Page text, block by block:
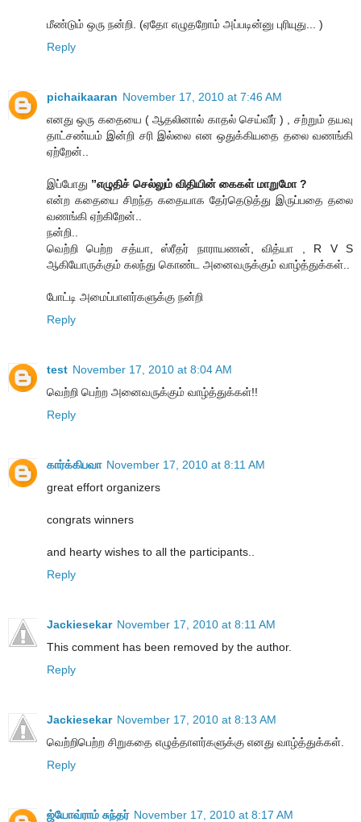
மீண்டும் ஒரு நன்றி. (ஏதோ எழுதறோம் அப்படின்னு புரியுது... )
Reply
pichaikaaran November 17, 2010 at 7:46 AM
எனது ஒரு கதையை ( ஆதலினால் காதல் செய்வீர் ) , சற்றும் தயவு
தாட்சண்யம் இன்றி சரி இல்லை என ஒதுக்கியதை தலை வணங்கி
ஏற்றேன்..
இப்போது ”எழுதிச் செல்லும் விதியின் கைகள் மாறுமோ ?
என்ற கதையை சிறந்த கதையாக தேர்தெடுத்து இருப்பதை தலை
வணங்கி ஏற்கிறேன்..
நன்றி..
வெற்றி பெற்ற சத்யா, ஸ்ரீதர் நாராயணன், வித்யா , R V S
ஆகியோருக்கும் கலந்து கொண்ட அனைவருக்கும் வாழ்த்துக்கள்..
போட்டி அமைப்பாளர்களுக்கு நன்றி
Reply
test November 17, 2010 at 8:04 AM
வெற்றி பெற்ற அனைவருக்கும் வாழ்த்துக்கள்!!
Reply
கார்க்கிபவா November 17, 2010 at 8:11 AM
great effort organizers
congrats winners
and hearty wishes to all the participants..
Reply
Jackiesekar November 17, 2010 at 8:11 AM
This comment has been removed by the author.
Reply
Jackiesekar November 17, 2010 at 8:13 AM
வெற்றிபெற்ற சிறுகதை எழுத்தாளர்களுக்கு எனது வாழ்த்துக்கள்.
Reply
ஜ்யோவ்ராம் சுந்தர் November 17, 2010 at 8:17 AM